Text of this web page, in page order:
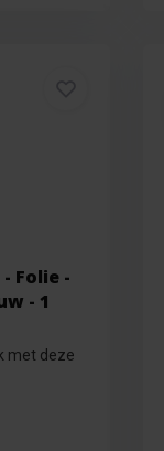
Folie -
- 1
met deze